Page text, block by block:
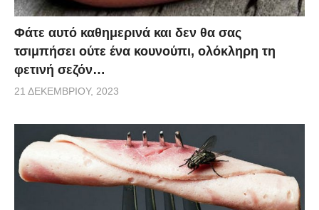
Φάτε αυτό καθημερινά και δεν θα σας
τσιμπήσει ούτε ένα κουνούπι, ολόκληρη τη
φετινή σεζόν…
21 ΔΕΚΕΜΒΡΊΟΥ, 2023